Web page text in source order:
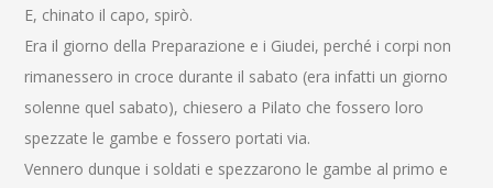
E, chinato il capo, spirò.
Era il giorno della Preparazione e i Giudei, perché i corpi non
rimanessero in croce durante il sabato (era infatti un giorno
solenne quel sabato), chiesero a Pilato che fossero loro
spezzate le gambe e fossero portati via.
Vennero dunque i soldati e spezzarono le gambe al primo e